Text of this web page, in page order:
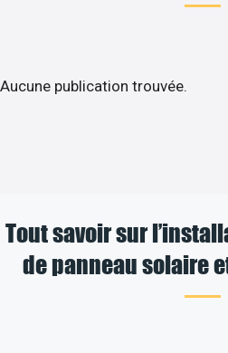
Aucune publication trouvée.
Tout savoir sur
de panneau solaire